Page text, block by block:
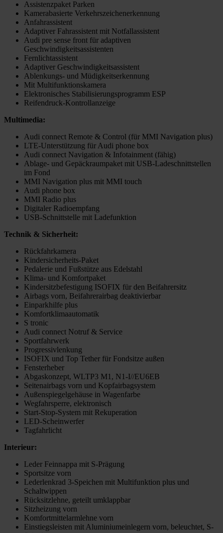
Assistenzpaket Parken
Kamerabasierte Verkehrszeichenerkennung
Anfahrassistent
Adaptiver Fahrassistent mit Notfallassistent
Audi pre sense front für adaptiven
Geschwindigkeitsassistenten
Fernlichtassistent
Adaptiver Geschwindigkeitsassistent
Ablenkungs- und Müdigkeitserkennung
Mit Multifunktionskamera
Elektronisches Stabilisierungsprogramm ESP
Reifendruck-Kontrollanzeige
Multimedia:
Audi connect Remote & Control (für MMI Navigation plus)
LTE-Unterstützung für Audi phone box
Audi connect Navigation & Infotainment (fähig)
Ablage- und Gepäckraumpaket mit USB-Ladeschnittstellen
im Fond
MMI Navigation plus mit MMI touch
Audi phone box
MMI Radio plus
Digitaler Radioempfang
USB-Schnittstelle mit Ladefunktion
Technik & Sicherheit:
Rückfahrkamera
Kindersicherheits-Paket
Pedalerie und Fußstütze aus Edelstahl
Klima- und Komfortpaket
Kindersitzbefestigung ISOFIX für den Beifahrersitz
Airbags vorn, Beifahrerairbag deaktivierbar
Einparkhilfe plus
Komfortklimaautomatik
S tronic
Audi connect Notruf & Service
Sportfahrwerk
Progressivlenkung
ISOFIX und Top Tether für Fondsitze außen
Fensterheber
Abgaskonzept, WLTP3 M1, N1-I//EU6EB
Seitenairbags vorn und Kopfairbagsystem
Außenspiegelgehäuse in Wagenfarbe
Wegfahrsperre, elektronisch
Start-Stop-System mit Rekuperation
LED-Scheinwerfer
Tagfahrlicht
Interieur:
Leder Feinnappa mit S-Prägung
Sportsitze vorn
Lederlenkrad 3-Speichen mit Multifunktion plus und
Schaltwippen
Rücksitzlehne, geteilt umklappbar
Sitzheizung vorn
Komfortmittelarmlehne vorn
Einstiegsleisten mit Aluminiumeinlegern vorn, beleuchtet, S-